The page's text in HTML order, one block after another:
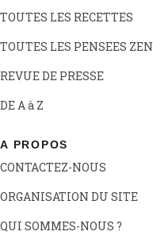
TOUTES LES RECETTES
TOUTES LES PENSEES ZEN
REVUE DE PRESSE
DE A à Z
A PROPOS
CONTACTEZ-NOUS
ORGANISATION DU SITE
QUI SOMMES-NOUS ?